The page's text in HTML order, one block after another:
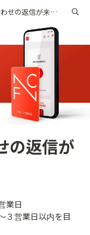
13. 1:1問い合わせの返信が来ません。
の返信が
業日
３営業日以内を目